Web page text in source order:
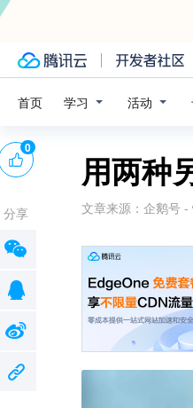
首页 学习 活动
用两种
文章来源： 企鹅号 -
0
分享